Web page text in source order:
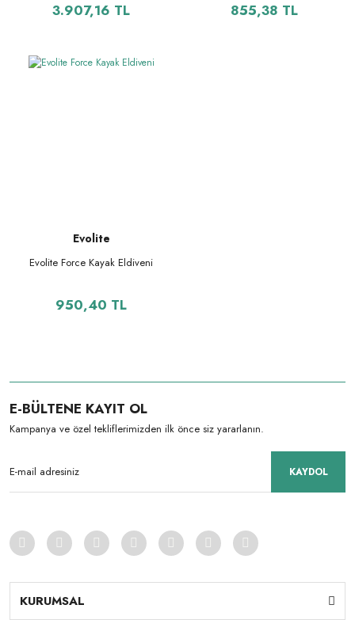
3.907,16 TL 855,38 TL
Evolite
Evolite Force Kayak Eldiveni
950,40 TL
E-BÜLTENE KAYIT OL
Kampanya ve özel tekliflerimizden ilk önce siz yararlanın.
KAYDOL
KURUMSAL